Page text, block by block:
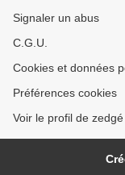
Signaler un abus
C.G.U.
Cookies et données
Préférences cookies
Voir le profil de